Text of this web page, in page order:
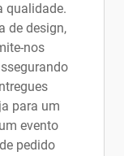
qualidade.
de design,
nos
para um
evento
pedido